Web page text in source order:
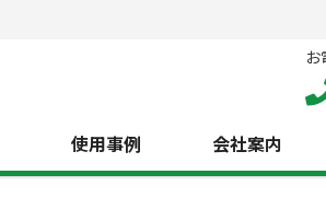
使用事例 会社案内